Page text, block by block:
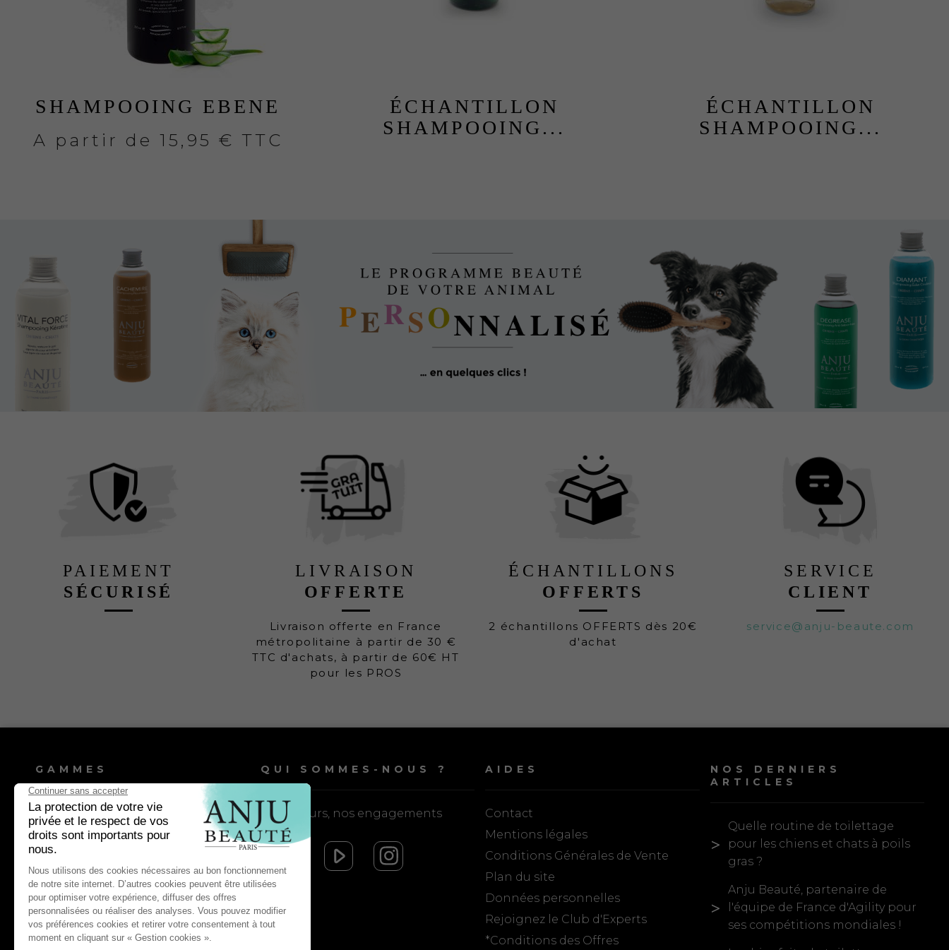
SHAMPOOING EBENE
A partir de 15,95 € TTC
ÉCHANTILLON
SHAMPOOING...
ÉCHANTILLON
SHAMPOOING...
PAIEMENT
SÉCURISÉ
LIVRAISON
OFFERTE
Livraison offerte en France
métropolitaine à partir de 30 €
TTC d'achats, à partir de 60€ HT
pour les PROS
ÉCHANTILLONS
OFFERTS
2 échantillons OFFERTS dès 20€
d'achat
SERVICE
CLIENT
service@anju-beaute.com
GAMMES
Shampooings chien
Shampooings chat
Lotions & après-shampooings
chien
Lotions & après-shampooings chat
Entretien & soin quotidien chien
Entretien & soin quotidien chat
QUI SOMMES-NOUS ?
Nos valeurs, nos engagements
AIDES
Contact
Mentions légales
Conditions Générales de Vente
Plan du site
Données personnelles
Rejoignez le Club d'Experts
*Conditions des Offres
NOS DERNIERS
ARTICLES
Quelle routine de toilettage
pour les chiens et chats à poils
gras ?
Anju Beauté, partenaire de
l'équipe de France d'Agility pour
ses compétitions mondiales !